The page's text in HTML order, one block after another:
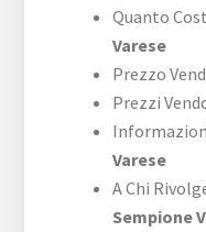
Quanto
Varese
Prezzo
Prezzi
Varese
A Chi
Sempione